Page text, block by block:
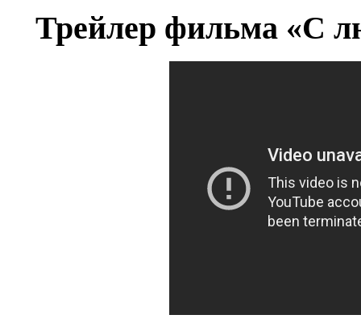
Трейлер фильма «С